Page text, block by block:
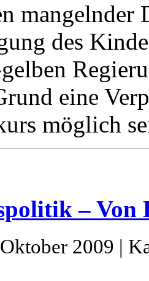
mangelnder
des
eine
möglich
– Von
2009 |